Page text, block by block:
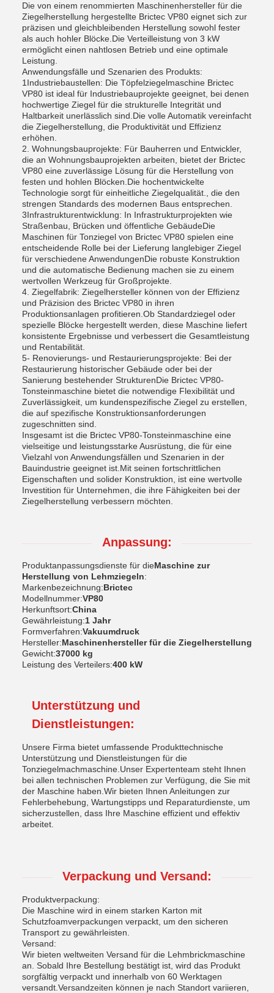
Die von einem renommierten Maschinenhersteller für die
Ziegelherstellung hergestellte Brictec VP80 eignet sich zur
präzisen und gleichbleibenden Herstellung sowohl fester
als auch hohler Blöcke.Die Verteilleistung von 3 kW
ermöglicht einen nahtlosen Betrieb und eine optimale
Leistung.
Anwendungsfälle und Szenarien des Produkts:
1Industriebaustellen: Die Töpfelziegelmaschine Brictec
VP80 ist ideal für Industriebauprojekte geeignet, bei denen
hochwertige Ziegel für die strukturelle Integrität und
Haltbarkeit unerlässlich sind.Die volle Automatik vereinfacht
die Ziegelherstellung, die Produktivität und Effizienz
erhöhen.
2. Wohnungsbauprojekte: Für Bauherren und Entwickler,
die an Wohnungsbauprojekten arbeiten, bietet der Brictec
VP80 eine zuverlässige Lösung für die Herstellung von
festen und hohlen Blöcken.Die hochentwickelte
Technologie sorgt für einheitliche Ziegelqualität., die den
strengen Standards des modernen Baus entsprechen.
3Infrastrukturentwicklung: In Infrastrukturprojekten wie
Straßenbau, Brücken und öffentliche GebäudeDie
Maschinen für Tonziegel von Brictec VP80 spielen eine
entscheidende Rolle bei der Lieferung langlebiger Ziegel
für verschiedene AnwendungenDie robuste Konstruktion
und die automatische Bedienung machen sie zu einem
wertvollen Werkzeug für Großprojekte.
4. Ziegelfabrik: Ziegelhersteller können von der Effizienz
und Präzision des Brictec VP80 in ihren
Produktionsanlagen profitieren.Ob Standardziegel oder
spezielle Blöcke hergestellt werden, diese Maschine liefert
konsistente Ergebnisse und verbessert die Gesamtleistung
und Rentabilität.
5- Renovierungs- und Restaurierungsprojekte: Bei der
Restaurierung historischer Gebäude oder bei der
Sanierung bestehender StrukturenDie Brictec VP80-
Tonsteinmaschine bietet die notwendige Flexibilität und
Zuverlässigkeit, um kundenspezifische Ziegel zu erstellen,
die auf spezifische Konstruktionsanforderungen
zugeschnitten sind.
Insgesamt ist die Brictec VP80-Tonsteinmaschine eine
vielseitige und leistungsstarke Ausrüstung, die für eine
Vielzahl von Anwendungsfällen und Szenarien in der
Bauindustrie geeignet ist.Mit seinen fortschrittlichen
Eigenschaften und solider Konstruktion, ist eine wertvolle
Investition für Unternehmen, die ihre Fähigkeiten bei der
Ziegelherstellung verbessern möchten.
Anpassung:
Produktanpassungsdienste für dieMaschine zur
Herstellung von Lehmziegeln:
Markenbezeichnung:Brictec
Modellnummer:VP80
Herkunftsort:China
Gewährleistung:1 Jahr
Formverfahren:Vakuumdruck
Hersteller:Maschinenhersteller für die Ziegelherstellung
Gewicht:37000 kg
Leistung des Verteilers:400 kW
Unterstützung und
Dienstleistungen:
Unsere Firma bietet umfassende Produkttechnische
Unterstützung und Dienstleistungen für die
Tonziegelmachmaschine.Unser Expertenteam steht Ihnen
bei allen technischen Problemen zur Verfügung, die Sie mit
der Maschine haben.Wir bieten Ihnen Anleitungen zur
Fehlerbehebung, Wartungstipps und Reparaturdienste, um
sicherzustellen, dass Ihre Maschine effizient und effektiv
arbeitet.
Verpackung und Versand:
Produktverpackung:
Die Maschine wird in einem starken Karton mit
Schutzfoamverpackungen verpackt, um den sicheren
Transport zu gewährleisten.
Versand:
Wir bieten weltweiten Versand für die Lehmbrickmaschine
an. Sobald Ihre Bestellung bestätigt ist, wird das Produkt
sorgfältig verpackt und innerhalb von 60 Werktagen
versandt.Versandzeiten können je nach Standort variieren,